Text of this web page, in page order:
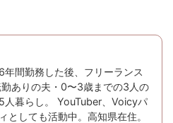
年間勤務した後、フリーランス
ありの夫・0〜3歳までの3人の
人暮らし。 YouTuber、Voicyパ
としても活動中。高知県在住。